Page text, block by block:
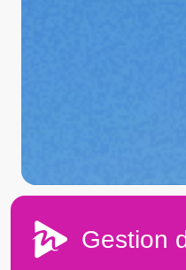
Gestion